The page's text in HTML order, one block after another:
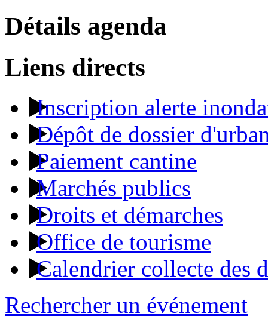
Détails agenda
Liens directs
Inscription alerte
Dépôt de dossier
Paiement cantine
Marchés publics
Droits et démarches
Office de tourisme
Calendrier collecte des
Rechercher un événement